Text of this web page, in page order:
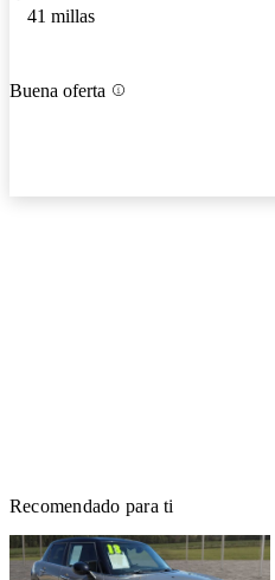
41 millas
Buena oferta
Recomendado para ti